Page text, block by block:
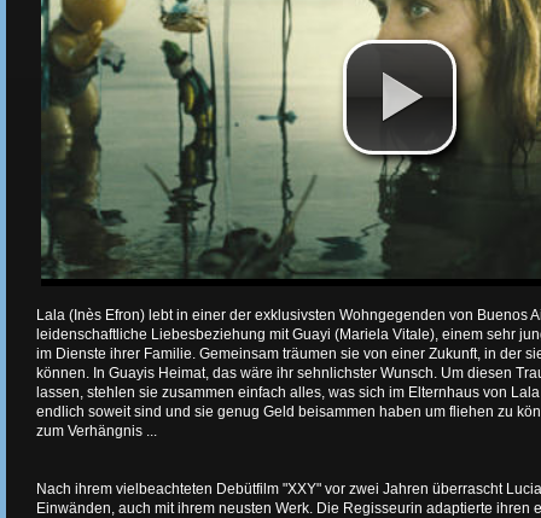
Lala (Inès Efron) lebt in einer der exklusivsten Wohngegenden von Buenos
leidenschaftliche Liebesbeziehung mit Guayi (Mariela Vitale), einem sehr
im Dienste ihrer Familie. Gemeinsam träumen sie von einer Zukunft, in der
können. In Guayis Heimat, das wäre ihr sehnlichster Wunsch. Um diesen
lassen, stehlen sie zusammen einfach alles, was sich im Elternhaus von
endlich soweit sind und sie genug Geld beisammen haben um fliehen zu
zum Verhängnis ...
Nach ihrem vielbeachteten Debütfilm "XXY" vor zwei Jahren überrascht
Einwänden, auch mit ihrem neusten Werk. Die Regisseurin adaptierte ihren